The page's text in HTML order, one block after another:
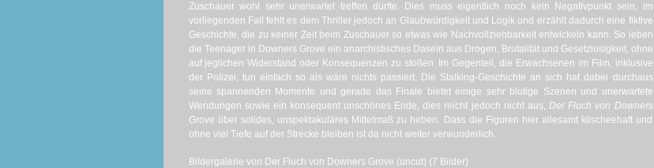
Zuschauer wohl sehr unerwartet treffen dürfte. Dies muss eigentlich noch kein Negativpunkt sein, im
vorliegenden Fall fehlt es dem Thriller jedoch an Glaubwürdigkeit und Logik und erzählt dadurch eine fiktive
Geschichte, die zu keiner Zeit beim Zuschauer so etwas wie Nachvollziehbarkeit entwickeln kann. So leben
die Teenager in Downers Grove ein anarchistisches Dasein aus Drogen, Brutalität und Gesetzlosigkeit, ohne
auf jeglichen Widerstand oder Konsequenzen zu stoßen. Im Gegenteil, die Erwachsenen im Film, inklusive
der Polizei, tun einfach so als wäre nichts passiert. Die Stalking-Geschichte an sich hat dabei durchaus
seine spannenden Momente und gerade das Finale bietet einige sehr blutige Szenen und unerwartete
Wendungen sowie ein konsequent unschönes Ende, dies reicht jedoch nicht aus,Der Fluch von Downers
Grove über solides, unspektakuläres Mittelmaß zu heben. Dass die Figuren hier allesamt klischeehaft und
ohne viel Tiefe auf der Strecke bleiben ist da nicht weiter verwunderlich.
Bildergalerie von Der Fluch von Downers Grove (uncut) (7 Bilder)